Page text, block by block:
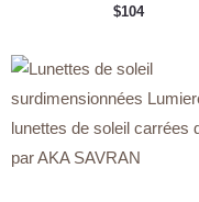
$104